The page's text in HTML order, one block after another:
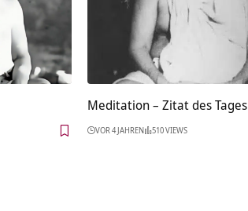
Meditation – Zitat des Tages
VOR 4 JAHREN 510 VIEWS